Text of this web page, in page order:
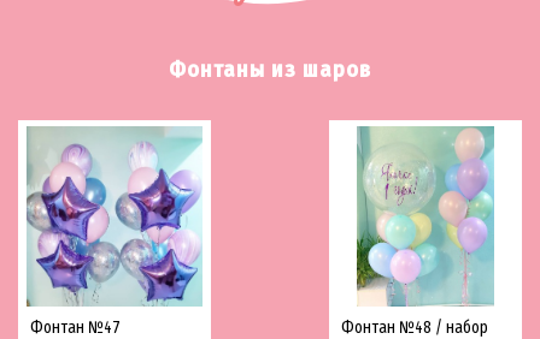
Фонтаны из шаров
Фонтан №47 Фонтан №48 / набор